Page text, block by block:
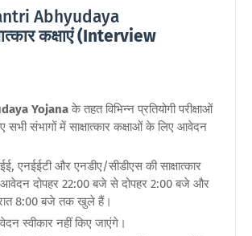
Abhyudaya
कक्षाएं (Interview
Yojana के तहत विभिन्न प्रतियोगी परीक्षाओं
सभी संभागों में साक्षात्कार कक्षाओं के लिए आवेदन
एनईईटी और एनडीए/सीडीएस की साक्षात्कार
दोपहर 22:00 बजे से दोपहर 2:00 बजे और
8:00 बजे तक खुले हैं।
स्वीकार नहीं किए जाएंगे।